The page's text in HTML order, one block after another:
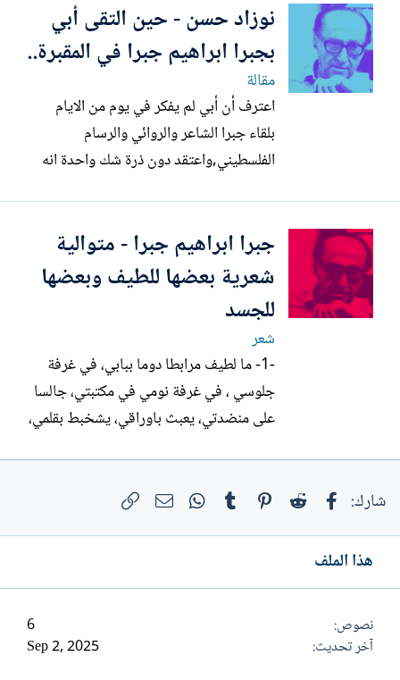
إليّ بعد ذلك. وبالتالي لم أطلعه على الرسالة...
وقد عدت إلى وحدتي العسكرية وقلبي ينوء
بالفرحة الكبيرة...
نوزاد حسن - حين التقى أبي
بجبرا ابراهيم جبرا في المقبرة..
مقالة
اعترف أن أبي لم يفكر في يوم من الايام
بلقاء جبرا الشاعر والروائي والرسام
الفلسطيني,واعتقد دون ذرة شك واحدة انه
فقد كان ابي رجل مزاج صوفي يبحث عن
المتعة في ابسط الاشياء.ويفضل ان ينظر الى
الحياة نظرة لا تعقيد فيها لان...
جبرا ابراهيم جبرا - متوالية
شعرية بعضها للطيف وبعضها
للجسد
شعر
-1- ما لطيف مرابطا دوما ببابي، في غرفة
جلوسي ، في غرفة نومي في مكتبتي، جالسا
على منضدتي، يعبث باوراقي، يشخبط بقلمي،
على وجهي، على عيني، فقحما يديه بين
شارك: فيسبوك Reddit
Pinterest
Tumblr
WhatsAppالبريد الإلكتروني
هذا الملف
نصوص
6
آخر تحديث
Sep 2, 2025